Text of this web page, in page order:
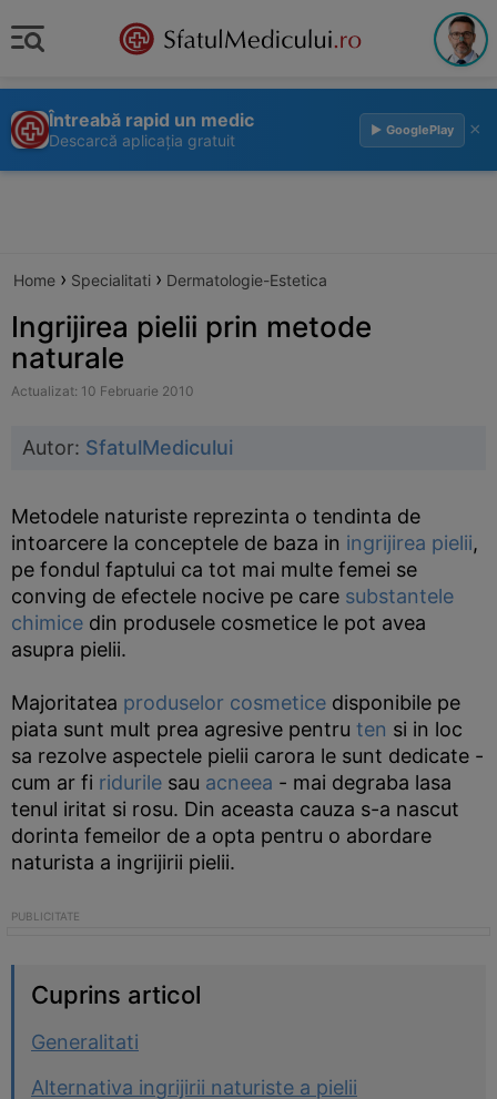
Întreabă rapid un medic
Descarcă aplicația gratuit
▶ GooglePlay ×
Home › Specialitati › Dermatologie-Estetica
Ingrijirea pielii prin metode
naturale
Actualizat: 10 Februarie 2010
Autor: SfatulMedicului
Metodele naturiste reprezinta o tendinta de
intoarcere la conceptele de baza in ingrijirea pielii,
pe fondul faptului ca tot mai multe femei se
conving de efectele nocive pe care substantele
chimice din produsele cosmetice le pot avea
asupra pielii.
Majoritatea produselor cosmetice disponibile pe
piata sunt mult prea agresive pentru ten si in loc
sa rezolve aspectele pielii carora le sunt dedicate -
cum ar fi ridurile sau acneea - mai degraba lasa
tenul iritat si rosu. Din aceasta cauza s-a nascut
dorinta femeilor de a opta pentru o abordare
naturista a ingrijirii pielii.
Cuprins articol
Generalitati
Alternativa ingrijirii naturiste a pielii